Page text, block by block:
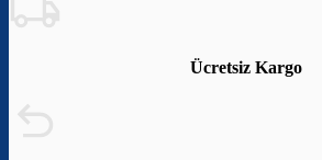
Ücretsiz Kargo